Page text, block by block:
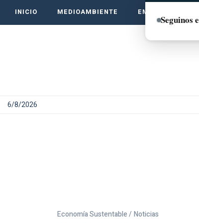
INICIO MEDIOAMBIENTE EMPRENDE VERDE
6/8/2026
Economía Sustentable / Noticias
Seguinos